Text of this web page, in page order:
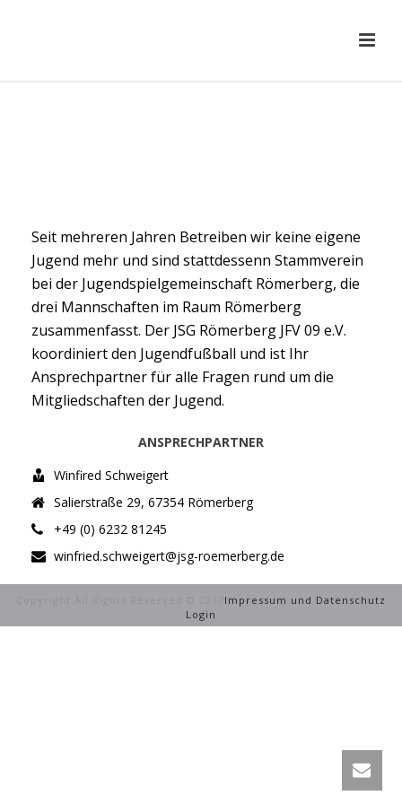
Seit mehreren Jahren Betreiben wir keine eigene
Jugend mehr und sind stattdessenn Stammverein
bei der Jugendspielgemeinschaft Römerberg, die
drei Mannschaften im Raum Römerberg
zusammenfasst. Der JSG Römerberg JFV 09 e.V.
koordiniert den Jugendfußball und ist Ihr
Ansprechpartner für alle Fragen rund um die
Mitgliedschaften der Jugend.
ANSPRECHPARTNER
Winfired Schweigert
Salierstraße 29, 67354 Römerberg
+49 (0) 6232 81245
winfried.schweigert@jsg-roemerberg.de
Impressum und Datenschutz
Login